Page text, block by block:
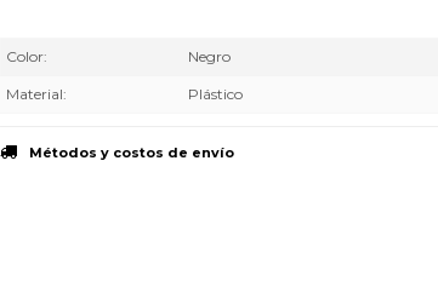
Color Negro
Material Plástico
Métodos y costos de envío